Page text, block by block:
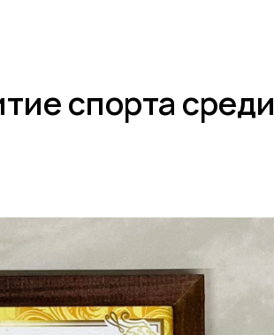
спорта среди